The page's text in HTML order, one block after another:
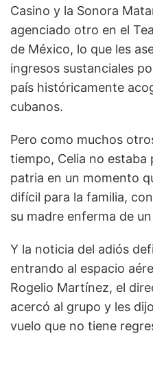
Casino y la Sonora
agenciado otro en el
de México, lo que les
ingresos sustanciales
país históricamente
cubanos.
Pero como muchos
tiempo, Celia no estaba
patria en un momento
difícil para la familia,
su madre enferma de
Y la noticia del adiós
entrando al espacio
Rogelio Martínez, el
acercó al grupo y les
vuelo que no tiene